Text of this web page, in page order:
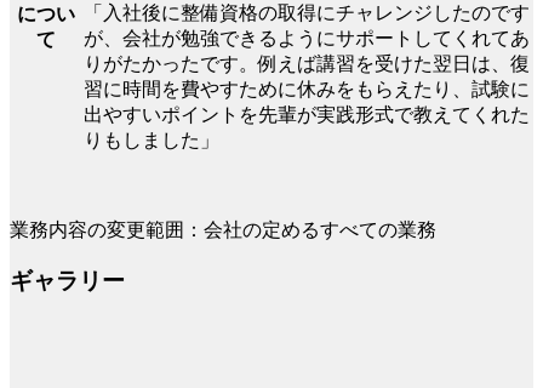
につい
て
「入社後に整備資格の取得にチャレンジしたのです
が、会社が勉強できるようにサポートしてくれてあ
りがたかったです。例えば講習を受けた翌日は、復
習に時間を費やすために休みをもらえたり、試験に
出やすいポイントを先輩が実践形式で教えてくれた
りもしました」
業務内容の変更範囲：会社の定めるすべての業務
ギャラリー